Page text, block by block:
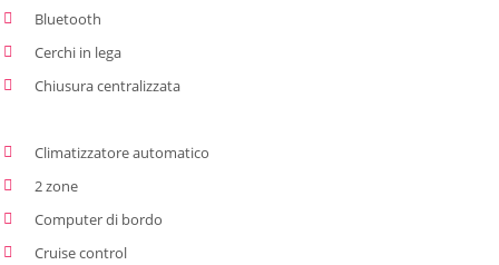
Bluetooth
Cerchi in lega
Chiusura centralizzata
Climatizzatore automatico
2 zone
Computer di bordo
Cruise control